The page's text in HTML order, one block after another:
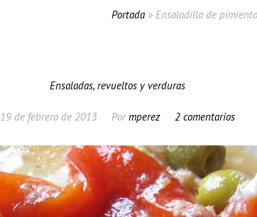
Portada» Ensaladilla de
Ensaladas, revueltos y verduras
19 de febrero de 2013 Pormperez 2 comentarios